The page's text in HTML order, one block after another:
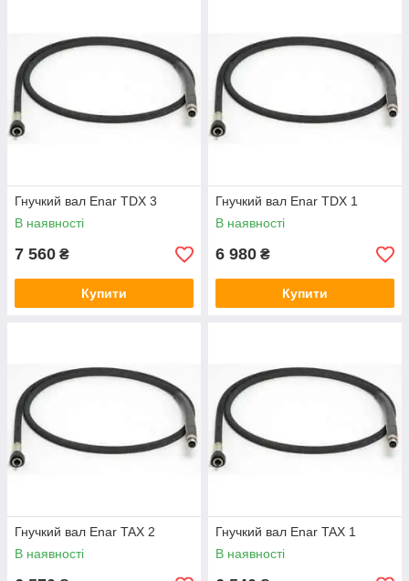
Гнучкий вал Enar TDX 3
В наявності
7 560 ₴
Купити
Гнучкий вал Enar TDX 1
В наявності
6 980 ₴
Купити
Гнучкий вал Enar TAX 2
В наявності
Гнучкий вал Enar TAX 1
В наявності